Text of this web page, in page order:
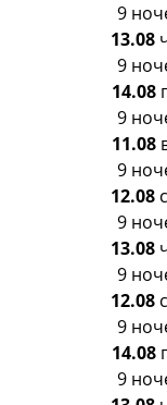
9
13.08
9
14.08
9
11.08
9
12.08
9
13.08
9
12.08
9
14.08
9